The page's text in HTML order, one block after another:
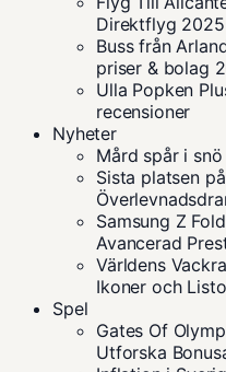
Direktflyg 2025
Buss från
priser & bolag
Ulla Popken
recensioner
Nyheter
Mård spår i
Sista platsen
Samsung Z
Avancerad
Världens
Ikoner och
Spel
Gates Of
Utforska